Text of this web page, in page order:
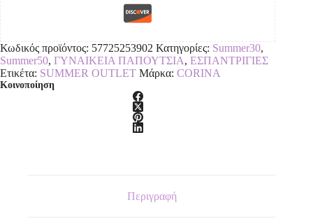
Κωδικός προϊόντος: 57725253902 Κατηγορίες: Summer30,
Summer50, ΓΥΝΑΙΚΕΙΑ ΠΑΠΟΥΤΣΙΑ, ΕΣΠΑΝΤΡΙΓΙΕΣ
Ετικέτα: SUMMER OUTLET Μάρκα: CORINA
Κοινοποίηση
Περιγραφή